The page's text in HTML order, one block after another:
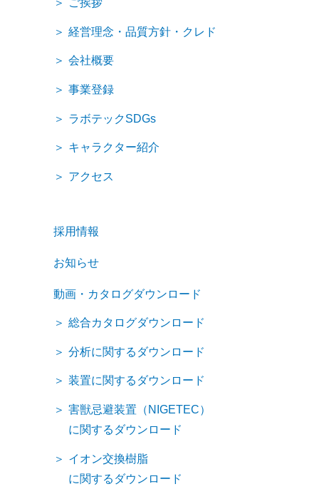
ご挨拶
経営理念・品質方針・クレド
会社概要
事業登録
ラボテックSDGs
キャラクター紹介
アクセス
採用情報
お知らせ
動画・カタログダウンロード
総合カタログダウンロード
分析に関するダウンロード
装置に関するダウンロード
害獣忌避装置（NIGETEC）
に関するダウンロード
イオン交換樹脂
に関するダウンロード